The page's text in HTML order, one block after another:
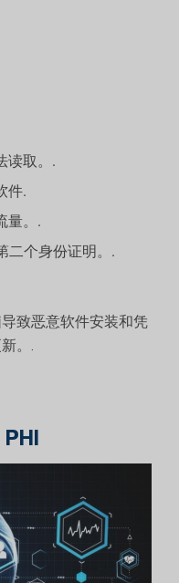
读取。.
件.
量。.
二个身份证明。.
致恶意软件安装和凭
。.